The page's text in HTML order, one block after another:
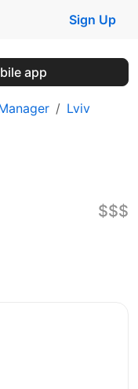
Sign Up
app
Lviv
$$$